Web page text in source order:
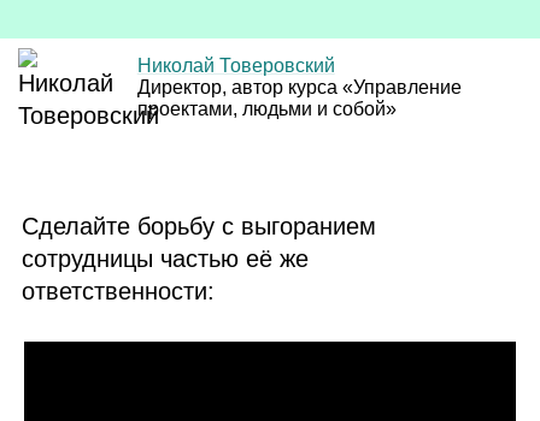
Николай Товеровский
Директор, автор курса «Управление
проектами, людьми и собой»
Сделайте борьбу с выгоранием
сотрудницы частью её же
ответственности: